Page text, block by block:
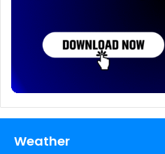
Weather